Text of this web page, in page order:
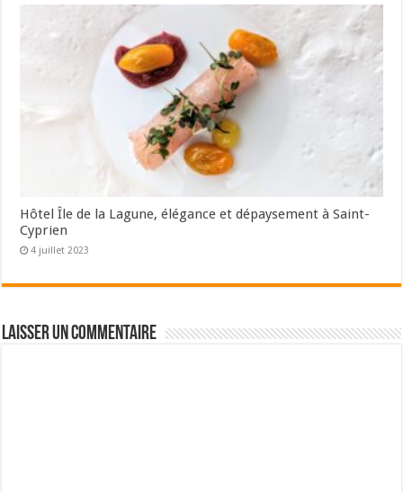
Hôtel Île de la Lagune, élégance et dépaysement à Saint-
Cyprien
4 juillet 2023
Laisser un commentaire